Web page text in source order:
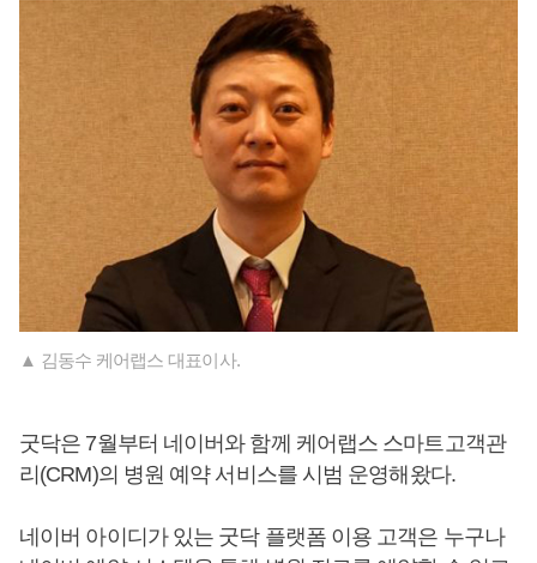
▲ 김동수 케어랩스 대표이사.
굿닥은 7월부터 네이버와 함께 케어랩스 스마트고객관
리(CRM)의 병원 예약 서비스를 시범 운영해왔다.
네이버 아이디가 있는 굿닥 플랫폼 이용 고객은 누구나